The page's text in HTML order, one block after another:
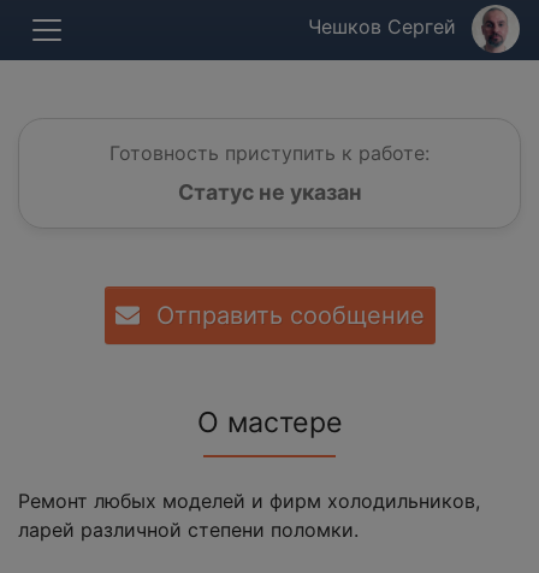
Чешков Сергей
Готовность приступить к работе:
Статус не указан
Отправить сообщение
О мастере
Ремонт любых моделей и фирм холодильников,
ларей различной степени поломки.